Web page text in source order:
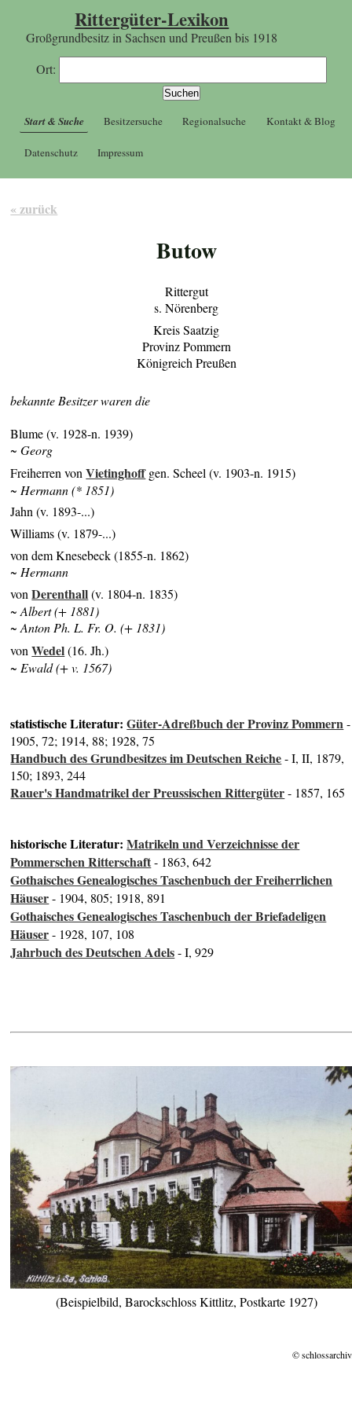
Rittergüter-Lexikon
Großgrundbesitz in Sachsen und Preußen bis 1918
Ort:
Start & Suche Besitzersuche Regionalsuche Kontakt & Blog
Datenschutz Impressum
« zurück
Butow
Rittergut
s. Nörenberg
Kreis Saatzig
Provinz Pommern
Königreich Preußen
bekannte Besitzer waren die
Blume (v. 1928-n. 1939)
~ Georg
Freiherren vonVietinghoffgen. Scheel (v. 1903-n. 1915)
~ Hermann (* 1851)
Jahn (v. 1893-...)
Williams (v. 1879-...)
von dem Knesebeck (1855-n. 1862)
~ Hermann
vonDerenthall(v. 1804-n. 1835)
~ Albert (+ 1881)
~ Anton Ph. L. Fr. O. (+ 1831)
vonWedel(16. Jh.)
~ Ewald (+ v. 1567)
statistische Literatur:Güter-Adreßbuch der Provinz Pommern-
1905, 72; 1914, 88; 1928, 75
Handbuch des Grundbesitzes im Deutschen Reiche- I, II, 1879,
150; 1893, 244
Rauer's Handmatrikel der Preussischen Rittergüter- 1857, 165
historische Literatur:Matrikeln und Verzeichnisse der
Pommerschen Ritterschaft- 1863, 642
Gothaisches Genealogisches Taschenbuch der Freiherrlichen
Häuser- 1904, 805; 1918, 891
Gothaisches Genealogisches Taschenbuch der Briefadeligen
Häuser- 1928, 107, 108
Jahrbuch des Deutschen Adels- I, 929
(Beispielbild, Barockschloss Kittlitz, Postkarte 1927)
©